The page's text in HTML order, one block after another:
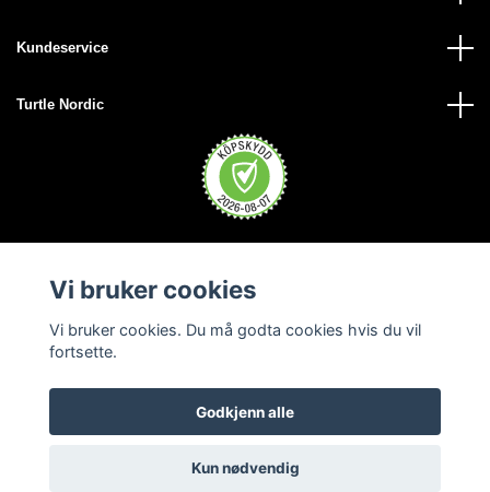
Kundeservice
Turtle Nordic
© 2026 Turtle Nordic - Norge
Vi bruker cookies
Vi bruker cookies. Du må godta cookies hvis du vil
fortsette.
Godkjenn alle
Kun nødvendig